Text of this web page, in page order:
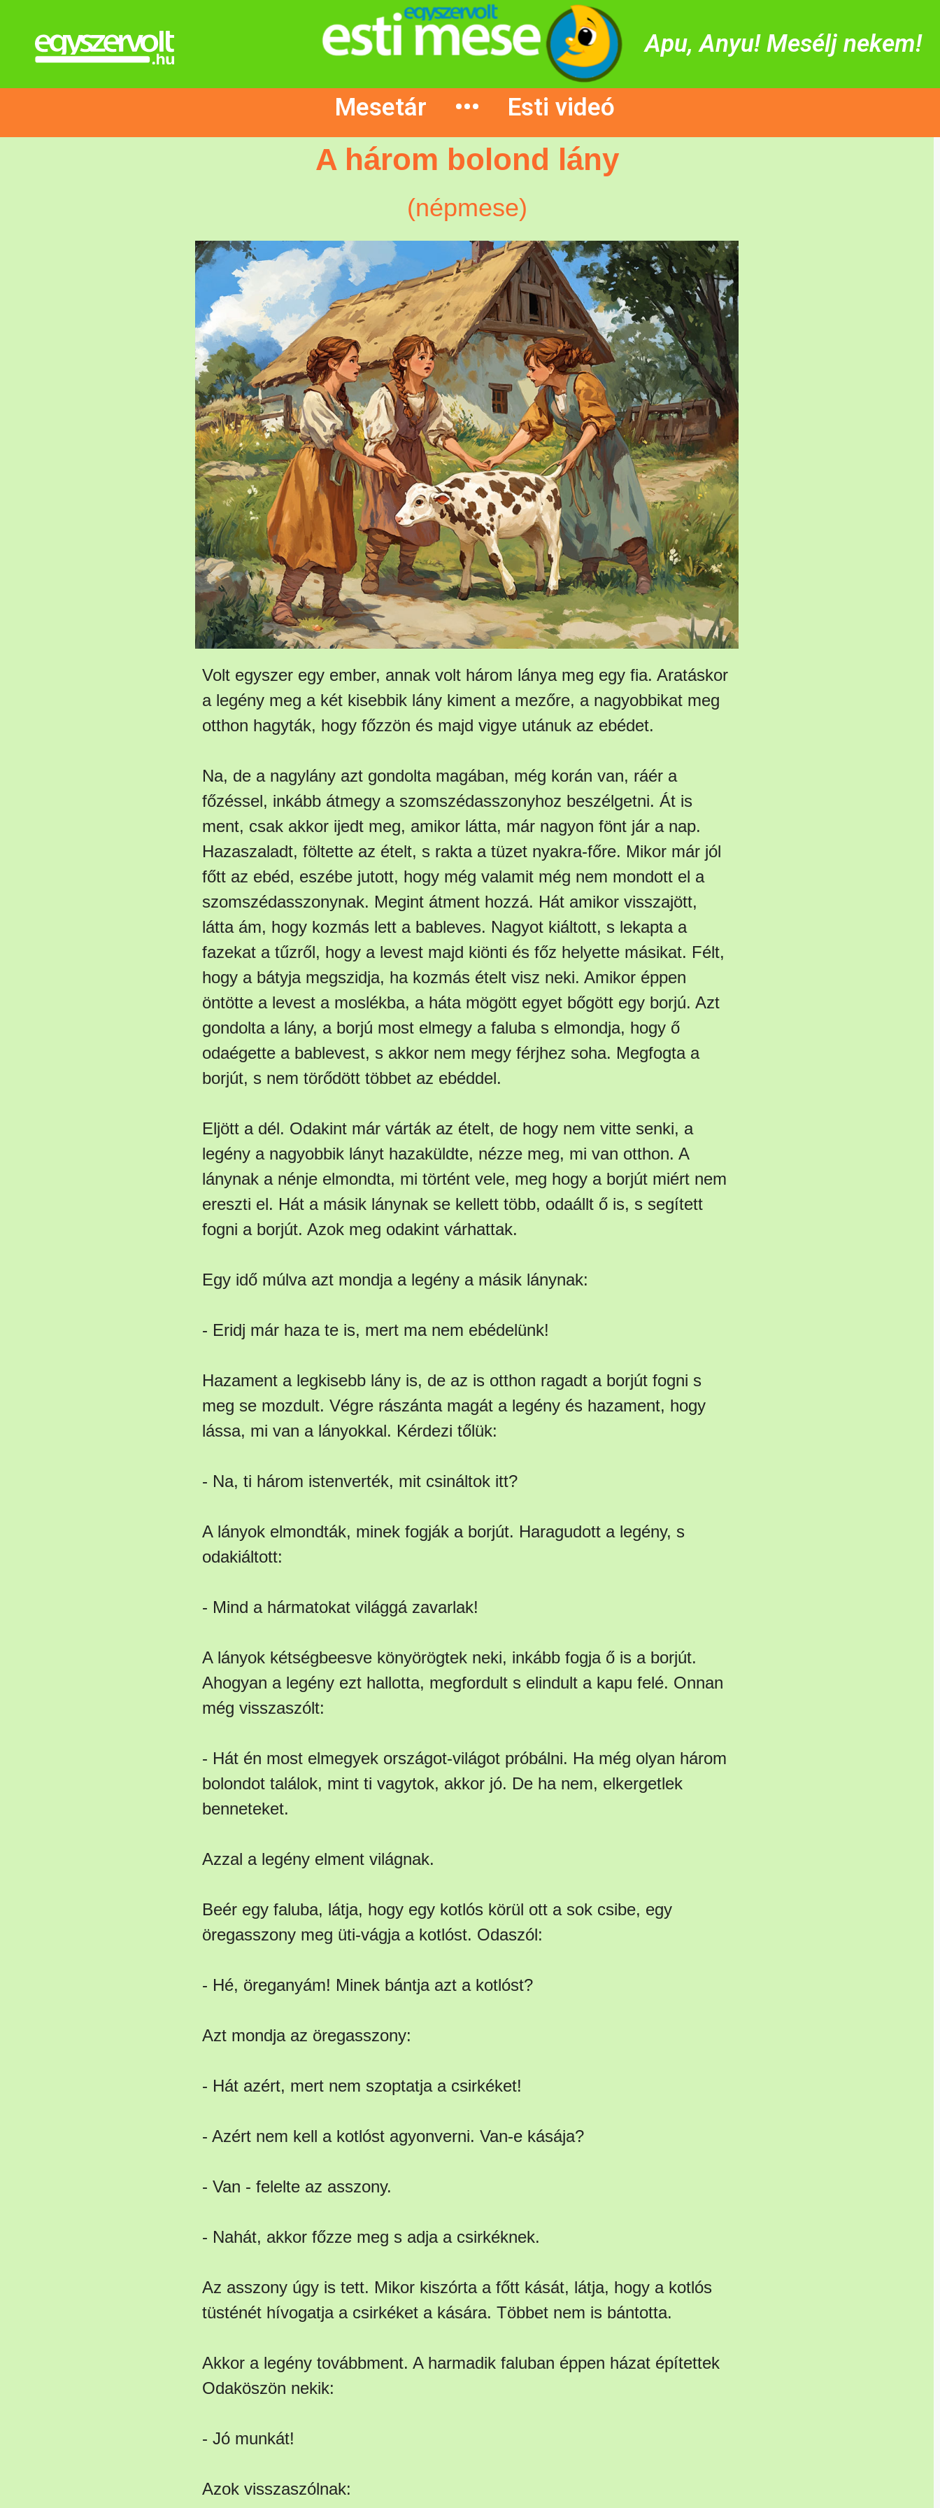
Apu, Anyu! Mesélj nekem!
Mesetár ••• Esti videó
A három bolond lány
(népmese)
Volt egyszer egy ember, annak volt három lánya meg egy fia. Aratáskor
a legény meg a két kisebbik lány kiment a mezőre, a nagyobbikat meg
otthon hagyták, hogy főzzön és majd vigye utánuk az ebédet.
Na, de a nagylány azt gondolta magában, még korán van, ráér a
főzéssel, inkább átmegy a szomszédasszonyhoz beszélgetni. Át is
ment, csak akkor ijedt meg, amikor látta, már nagyon fönt jár a nap.
Hazaszaladt, föltette az ételt, s rakta a tüzet nyakra-főre. Mikor már jól
főtt az ebéd, eszébe jutott, hogy még valamit még nem mondott el a
szomszédasszonynak. Megint átment hozzá. Hát amikor visszajött,
látta ám, hogy kozmás lett a bableves. Nagyot kiáltott, s lekapta a
fazekat a tűzről, hogy a levest majd kiönti és főz helyette másikat. Félt,
hogy a bátyja megszidja, ha kozmás ételt visz neki. Amikor éppen
öntötte a levest a moslékba, a háta mögött egyet bőgött egy borjú. Azt
gondolta a lány, a borjú most elmegy a faluba s elmondja, hogy ő
odaégette a bablevest, s akkor nem megy férjhez soha. Megfogta a
borjút, s nem törődött többet az ebéddel.
Eljött a dél. Odakint már várták az ételt, de hogy nem vitte senki, a
legény a nagyobbik lányt hazaküldte, nézze meg, mi van otthon. A
lánynak a nénje elmondta, mi történt vele, meg hogy a borjút miért nem
ereszti el. Hát a másik lánynak se kellett több, odaállt ő is, s segített
fogni a borjút. Azok meg odakint várhattak.
Egy idő múlva azt mondja a legény a másik lánynak:
- Eridj már haza te is, mert ma nem ebédelünk!
Hazament a legkisebb lány is, de az is otthon ragadt a borjút fogni s
meg se mozdult. Végre rászánta magát a legény és hazament, hogy
lássa, mi van a lányokkal. Kérdezi tőlük:
- Na, ti három istenverték, mit csináltok itt?
A lányok elmondták, minek fogják a borjút. Haragudott a legény, s
odakiáltott:
- Mind a hármatokat világgá zavarlak!
A lányok kétségbeesve könyörögtek neki, inkább fogja ő is a borjút.
Ahogyan a legény ezt hallotta, megfordult s elindult a kapu felé. Onnan
még visszaszólt:
- Hát én most elmegyek országot-világot próbálni. Ha még olyan három
bolondot találok, mint ti vagytok, akkor jó. De ha nem, elkergetlek
benneteket.
Azzal a legény elment világnak.
Beér egy faluba, látja, hogy egy kotlós körül ott a sok csibe, egy
öregasszony meg üti-vágja a kotlóst. Odaszól:
- Hé, öreganyám! Minek bántja azt a kotlóst?
Azt mondja az öregasszony:
- Hát azért, mert nem szoptatja a csirkéket!
- Azért nem kell a kotlóst agyonverni. Van-e kásája?
- Van - felelte az asszony.
- Nahát, akkor főzze meg s adja a csirkéknek.
Az asszony úgy is tett. Mikor kiszórta a főtt kását, látja, hogy a kotlós
tüsténét hívogatja a csirkéket a kására. Többet nem is bántotta.
Akkor a legény továbbment. A harmadik faluban éppen házat építettek
Odaköszön nekik:
- Jó munkát!
Azok visszaszólnak: